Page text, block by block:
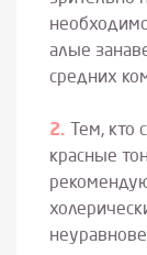
алые
средних
Тем,
красные